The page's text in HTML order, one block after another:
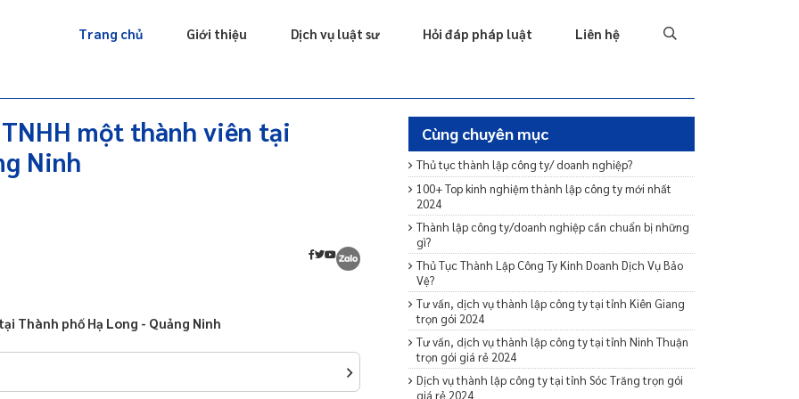
Trang chủ Giới thiệu Dịch vụ luật sư Hỏi đáp pháp luật Liên hệ Hôn nhân & Gia đình
một thành viên tại
Ninh
Thành phố Hạ Long - Quảng Ninh
Cùng chuyên mục
Thủ tục thành lập công ty/ doanh nghiệp?
100+ Top kinh nghiệm thành lập công ty mới nhất
2024
Thành lập công ty/doanh nghiệp cần chuẩn bị những
gì?
Thủ Tục Thành Lập Công Ty Kinh Doanh Dịch Vụ Bảo
Vệ?
Tư vấn, dịch vụ thành lập công ty tại tỉnh Kiên Giang
trọn gói 2024
Tư vấn, dịch vụ thành lập công ty tại tỉnh Ninh Thuận
trọn gói giá rẻ 2024
Dịch vụ thành lập công ty tại tỉnh Sóc Trăng trọn gói
giá rẻ 2024